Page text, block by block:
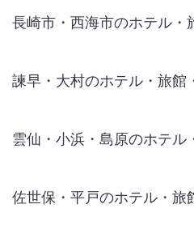
長崎市・西海市のホテル・
諫早・大村のホテル・旅館
雲仙・小浜・島原のホテル
佐世保・平戸のホテル・旅